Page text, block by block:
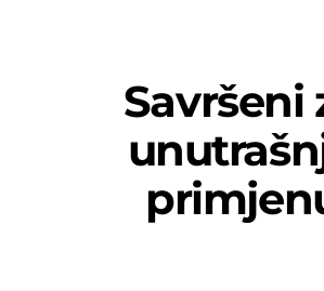
Savršeni